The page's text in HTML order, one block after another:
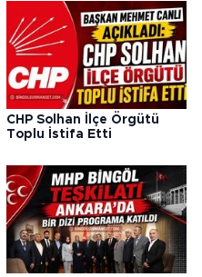
CHP Solhan İlçe Örgütü
Toplu İstifa Etti